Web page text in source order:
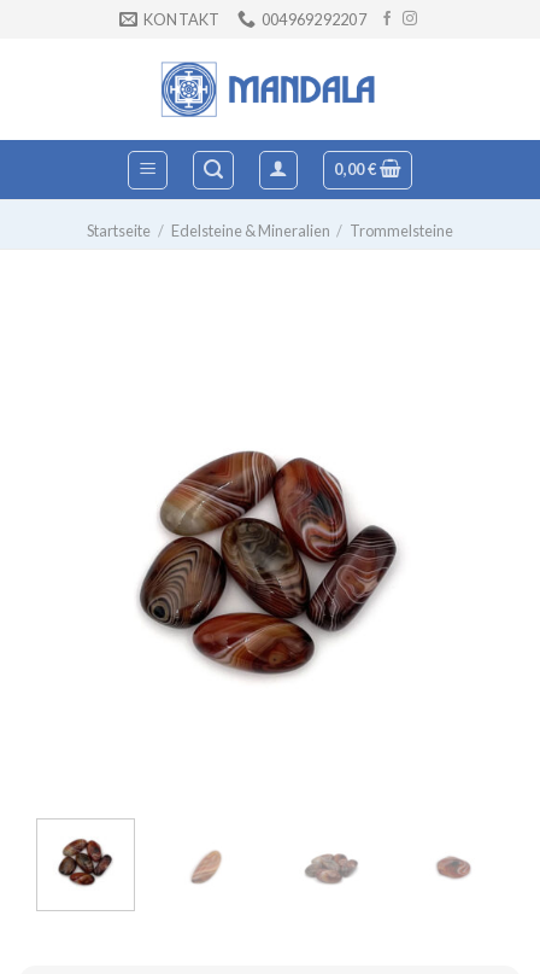
KONTAKT 004969292207
0,00€
Startseite / Edelsteine & Mineralien / Trommelsteine